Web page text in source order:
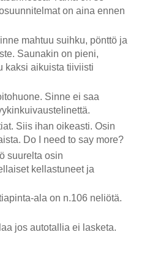
on aina ennen
mahtuu suihku, pönttö ja
Saunakin on pieni,
kaksi aikuista tiiviisti
Sinne ei saa
Siis ihan oikeasti. Osin
Do I need to say more?
suurelta osin
kellastuneet ja
ala on n.106 neliötä.
jos autotallia ei lasketa.